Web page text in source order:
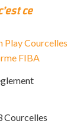
ce
Play Courcelles
FIBA
Courcelles